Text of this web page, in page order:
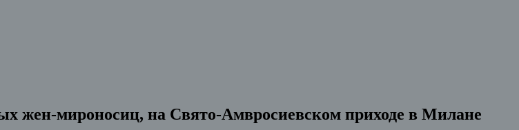
жен-мироносиц, на Свято-Амвросиевском приходе в Милане